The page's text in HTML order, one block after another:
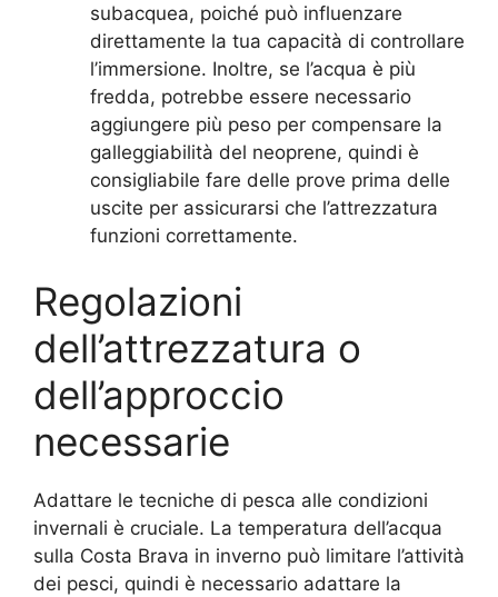
subacquea, poiché può influenzare
direttamente la tua capacità di controllare
l’immersione. Inoltre, se l’acqua è più
fredda, potrebbe essere necessario
aggiungere più peso per compensare la
galleggiabilità del neoprene, quindi è
consigliabile fare delle prove prima delle
uscite per assicurarsi che l’attrezzatura
funzioni correttamente.
Regolazioni
dell’attrezzatura o
dell’approccio
necessarie
Adattare le tecniche di pesca alle condizioni
invernali è cruciale. La temperatura dell’acqua
sulla Costa Brava in inverno può limitare l’attività
dei pesci, quindi è necessario adattare la